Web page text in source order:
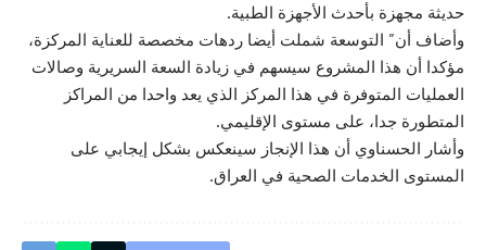
حديثة مجهزة بأحدث الأجهزة الطبية.
وأضاف أن” التوسعة شملت أيضا ردهات مخصصة للعناية المركزة،
مؤكدا أن هذا المشروع سيسهم في زيادة السعة السريرية وصالات
العمليات المتوفرة في هذا المركز الذي يعد واحدا من المراكز
المتطورة جدا، على مستوى الإقليمي.
وأشار الحسناوي أن هذا الإنجاز سينعكس بشكل إيجابي على
المستوى الخدمات الصحية في العراق.